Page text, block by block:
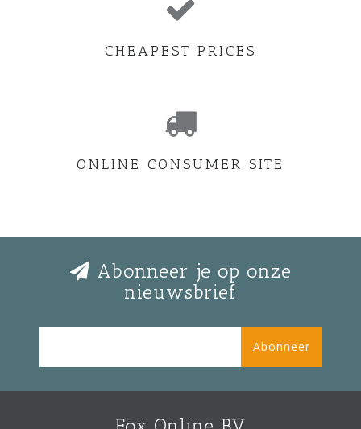
CHEAPEST PRICES
ONLINE CONSUMER SITE
Abonneer je op onze
nieuwsbrief
Abonneer